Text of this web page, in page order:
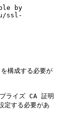
by
ssl-
構成する必要が
ライズ CA 証明
する必要があ